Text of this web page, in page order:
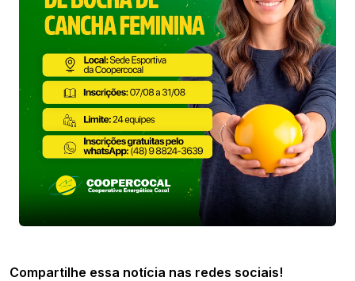
Compartilhe essa notícia nas redes sociais!